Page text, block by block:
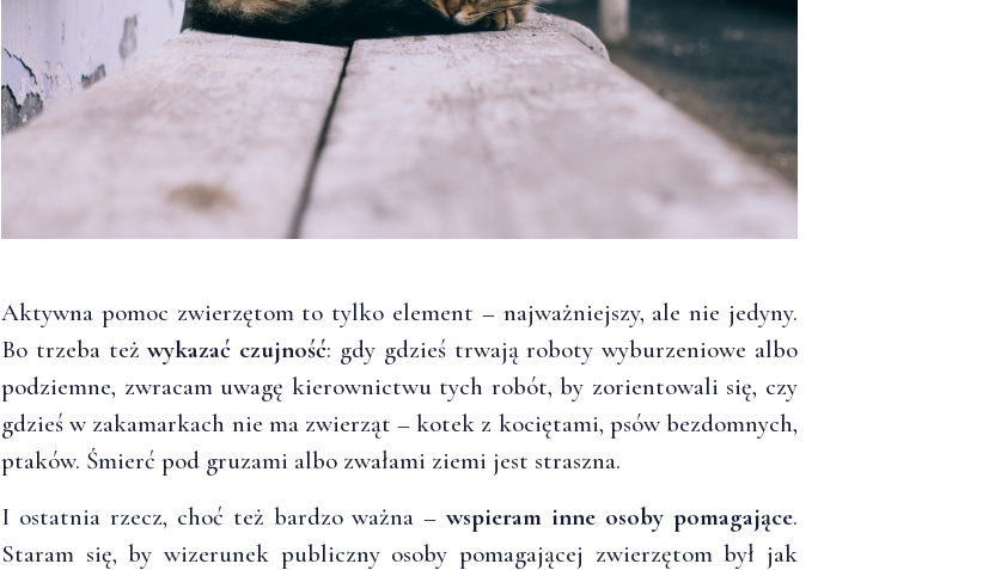
Aktywna pomoc zwierzętom to tylko element – najważniejszy, ale nie jedyny.
Bo trzeba teżwykazać czujność: gdy gdzieś trwają roboty wyburzeniowe albo
podziemne, zwracam uwagę kierownictwu tych robót, by zorientowali się, czy
gdzieś w zakamarkach nie ma zwierząt – kotek z kociętami, psów bezdomnych,
ptaków. Śmierć pod gruzami albo zwałami ziemi jest straszna.
I ostatnia rzecz, choć też bardzo ważna –wspieram inne osoby pomagające.
Staram się, by wizerunek publiczny osoby pomagającej zwierzętom był jak